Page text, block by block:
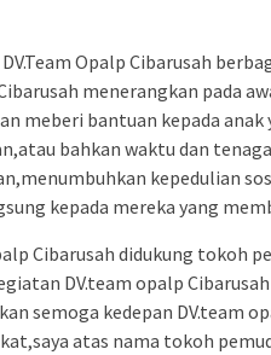
Opalp Cibarusah
menerangkan pada
meberi bantuan kepada
bahkan waktu dan
kepedulian
kepada mereka yang
Cibarusah didukung tokoh
DV.team opalp
semoga kedepan DV.team
atas nama tokoh